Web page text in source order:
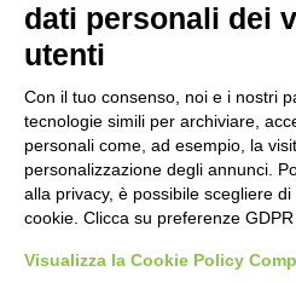
dati personali dei
utenti
Con il tuo consenso, noi e i nostri
tecnologie simili per archiviare,
personali come, ad esempio, la
personalizzazione degli annunci.
alla privacy, è possibile scegliere
cookie. Clicca su preferenze
Visualizza la Cookie Policy